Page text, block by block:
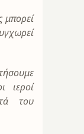
μπορεί
ιεροί
του